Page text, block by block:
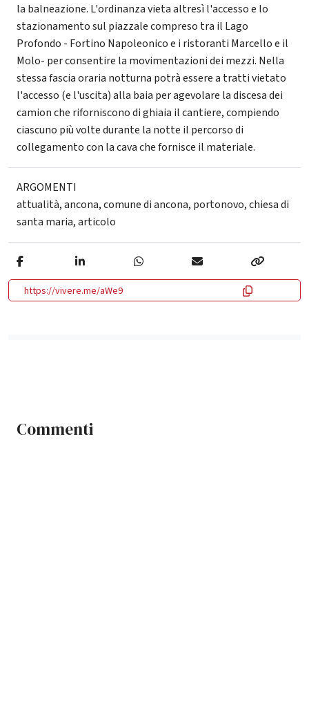
la balneazione. L'ordinanza vieta altresì l'accesso e lo
stazionamento sul piazzale compreso tra il Lago
Profondo - Fortino Napoleonico e i ristoranti Marcello e il
Molo- per consentire la movimentazioni dei mezzi. Nella
stessa fascia oraria notturna potrà essere a tratti vietato
l'accesso (e l'uscita) alla baia per agevolare la discesa dei
camion che riforniscono di ghiaia il cantiere, compiendo
ciascuno più volte durante la notte il percorso di
collegamento con la cava che fornisce il materiale.
ARGOMENTI
attualità,ancona,comune di ancona, portonovo,chiesa di
santa maria,articolo
https://vivere.me/aWe9
Commenti